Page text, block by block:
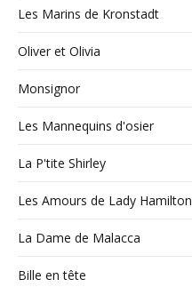
Les Marins de Kronstadt
Oliver et Olivia
Monsignor
Les Mannequins d'osier
La P'tite Shirley
Les Amours de Lady Hamilton
La Dame de Malacca
Bille en tête